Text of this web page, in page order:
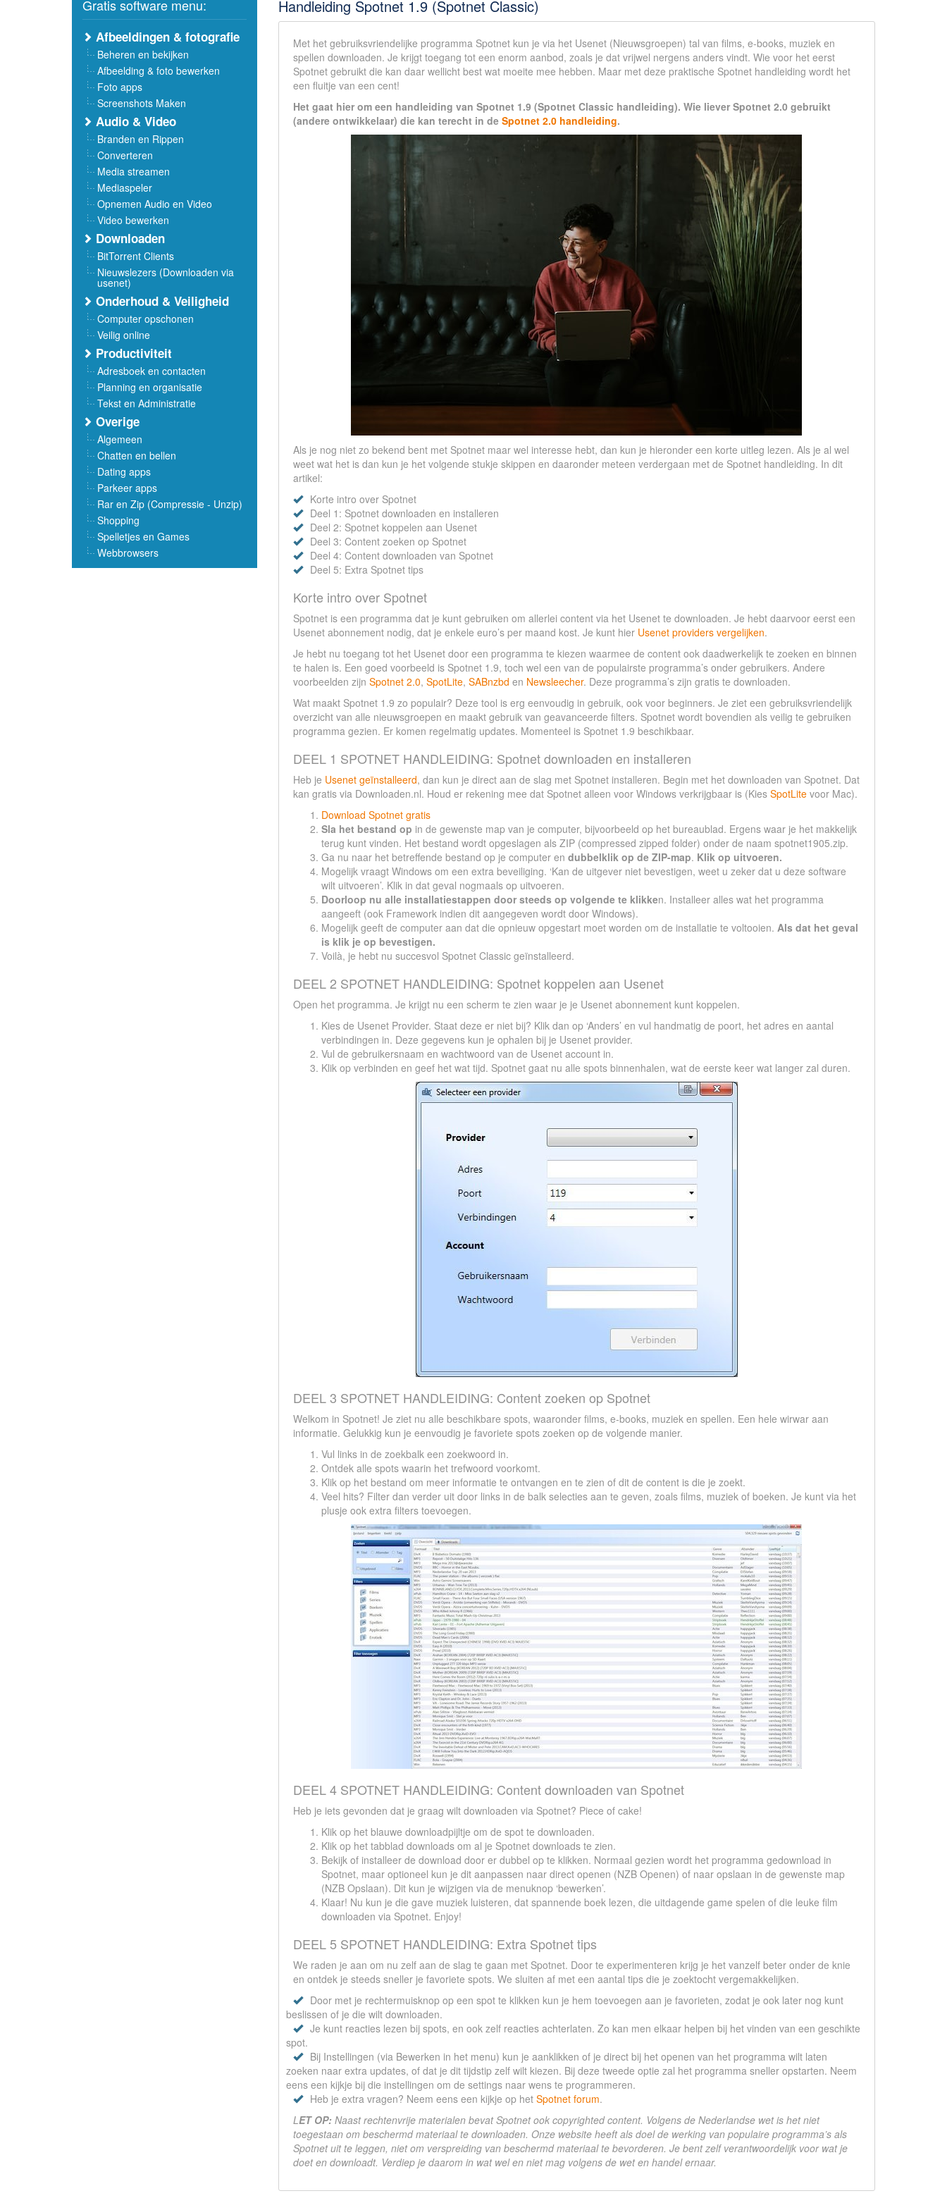
Gratis software menu:
Afbeeldingen & fotografie
Beheren en bekijken
Afbeelding & foto bewerken
Foto apps
Screenshots Maken
Audio & Video
Branden en Rippen
Converteren
Media streamen
Mediaspeler
Opnemen Audio en Video
Video bewerken
Downloaden
BitTorrent Clients
Nieuwslezers (Downloaden via
usenet)
Onderhoud & Veiligheid
Computer opschonen
Veilig online
Productiviteit
Adresboek en contacten
Planning en organisatie
Tekst en Administratie
Overige
Algemeen
Chatten en bellen
Dating apps
Parkeer apps
Rar en Zip (Compressie - Unzip)
Shopping
Spelletjes en Games
Webbrowsers
Handleiding Spotnet 1.9 (Spotnet Classic)
Met het gebruiksvriendelijke programma Spotnet kun je via het Usenet (Nieuwsgroepen) tal van films, e-books, muziek en
spellen downloaden. Je krijgt toegang tot een enorm aanbod, zoals je dat vrijwel nergens anders vindt. Wie voor het eerst
Spotnet gebruikt die kan daar wellicht best wat moeite mee hebben. Maar met deze praktische Spotnet handleiding wordt het
een fluitje van een cent!
Het gaat hier om een handleiding van Spotnet 1.9 (Spotnet Classic handleiding). Wie liever Spotnet 2.0 gebruikt
(andere ontwikkelaar) die kan terecht in de Spotnet 2.0 handleiding.
Als je nog niet zo bekend bent met Spotnet maar wel interesse hebt, dan kun je hieronder een korte uitleg lezen. Als je al wel
weet wat het is dan kun je het volgende stukje skippen en daaronder meteen verdergaan met de Spotnet handleiding. In dit
artikel:
Korte intro over Spotnet
Deel 1: Spotnet downloaden en installeren
Deel 2: Spotnet koppelen aan Usenet
Deel 3: Content zoeken op Spotnet
Deel 4: Content downloaden van Spotnet
Deel 5: Extra Spotnet tips
Korte intro over Spotnet
Spotnet is een programma dat je kunt gebruiken om allerlei content via het Usenet te downloaden. Je hebt daarvoor eerst een
Usenet abonnement nodig, dat je enkele euro’s per maand kost. Je kunt hier Usenet providers vergelijken.
Je hebt nu toegang tot het Usenet door een programma te kiezen waarmee de content ook daadwerkelijk te zoeken en binnen
te halen is. Een goed voorbeeld is Spotnet 1.9, toch wel een van de populairste programma’s onder gebruikers. Andere
voorbeelden zijn Spotnet 2.0, SpotLite, SABnzbd en Newsleecher. Deze programma’s zijn gratis te downloaden.
Wat maakt Spotnet 1.9 zo populair? Deze tool is erg eenvoudig in gebruik, ook voor beginners. Je ziet een gebruiksvriendelijk
overzicht van alle nieuwsgroepen en maakt gebruik van geavanceerde filters. Spotnet wordt bovendien als veilig te gebruiken
programma gezien. Er komen regelmatig updates. Momenteel is Spotnet 1.9 beschikbaar.
DEEL 1 SPOTNET HANDLEIDING: Spotnet downloaden en installeren
Heb je Usenet geïnstalleerd, dan kun je direct aan de slag met Spotnet installeren. Begin met het downloaden van Spotnet. Dat
kan gratis via Downloaden.nl. Houd er rekening mee dat Spotnet alleen voor Windows verkrijgbaar is (Kies SpotLitevoor Mac).
Download Spotnet gratis
Sla het bestand op in de gewenste map van je computer, bijvoorbeeld op het bureaublad. Ergens waar je het makkelijk
terug kunt vinden. Het bestand wordt opgeslagen als ZIP (compressed zipped folder) onder de naam spotnet1905.zip.
Ga nu naar het betreffende bestand op je computer en dubbelklik op de ZIP-map. Klik op uitvoeren.
Mogelijk vraagt Windows om een extra beveiliging. ‘Kan de uitgever niet bevestigen, weet u zeker dat u deze software
wilt uitvoeren’. Klik in dat geval nogmaals op uitvoeren.
Doorloop nu alle installatiestappen door steeds op volgende te klikken. Installeer alles wat het programma
aangeeft (ook Framework indien dit aangegeven wordt door Windows).
Mogelijk geeft de computer aan dat die opnieuw opgestart moet worden om de installatie te voltooien. Als dat het geval
is klik je op bevestigen.
Voilà, je hebt nu succesvol Spotnet Classic geïnstalleerd.
DEEL 2 SPOTNET HANDLEIDING: Spotnet koppelen aan Usenet
Open het programma. Je krijgt nu een scherm te zien waar je je Usenet abonnement kunt koppelen.
Kies de Usenet Provider. Staat deze er niet bij? Klik dan op ‘Anders’ en vul handmatig de poort, het adres en aantal
verbindingen in. Deze gegevens kun je ophalen bij je Usenet provider.
Vul de gebruikersnaam en wachtwoord van de Usenet account in.
Klik op verbinden en geef het wat tijd. Spotnet gaat nu alle spots binnenhalen, wat de eerste keer wat langer zal duren.
DEEL 3 SPOTNET HANDLEIDING: Content zoeken op Spotnet
Welkom in Spotnet! Je ziet nu alle beschikbare spots, waaronder films, e-books, muziek en spellen. Een hele wirwar aan
informatie. Gelukkig kun je eenvoudig je favoriete spots zoeken op de volgende manier.
Vul links in de zoekbalk een zoekwoord in.
Ontdek alle spots waarin het trefwoord voorkomt.
Klik op het bestand om meer informatie te ontvangen en te zien of dit de content is die je zoekt.
Veel hits? Filter dan verder uit door links in de balk selecties aan te geven, zoals films, muziek of boeken. Je kunt via het
plusje ook extra filters toevoegen.
DEEL 4 SPOTNET HANDLEIDING: Content downloaden van Spotnet
Heb je iets gevonden dat je graag wilt downloaden via Spotnet? Piece of cake!
Klik op het blauwe downloadpijltje om de spot te downloaden.
Klik op het tabblad downloads om al je Spotnet downloads te zien.
Bekijk of installeer de download door er dubbel op te klikken. Normaal gezien wordt het programma gedownload in
Spotnet, maar optioneel kun je dit aanpassen naar direct openen (NZB Openen) of naar opslaan in de gewenste map
(NZB Opslaan). Dit kun je wijzigen via de menuknop ‘bewerken’.
Klaar! Nu kun je die gave muziek luisteren, dat spannende boek lezen, die uitdagende game spelen of die leuke film
downloaden via Spotnet. Enjoy!
DEEL 5 SPOTNET HANDLEIDING: Extra Spotnet tips
We raden je aan om nu zelf aan de slag te gaan met Spotnet. Door te experimenteren krijg je het vanzelf beter onder de knie
en ontdek je steeds sneller je favoriete spots. We sluiten af met een aantal tips die je zoektocht vergemakkelijken.
Door met je rechtermuisknop op een spot te klikken kun je hem toevoegen aan je favorieten, zodat je ook later nog kunt
beslissen of je die wilt downloaden.
Je kunt reacties lezen bij spots, en ook zelf reacties achterlaten. Zo kan men elkaar helpen bij het vinden van een geschikte
spot.
Bij Instellingen (via Bewerken in het menu) kun je aanklikken of je direct bij het openen van het programma wilt laten
zoeken naar extra updates, of dat je dit tijdstip zelf wilt kiezen. Bij deze tweede optie zal het programma sneller opstarten. Neem
eens een kijkje bij die instellingen om de settings naar wens te programmeren.
Heb je extra vragen? Neem eens een kijkje op het Spotnet forum.
LET OP:Naast rechtenvrije materialen bevat Spotnet ook copyrighted content. Volgens de Nederlandse wet is het niet
toegestaan om beschermd materiaal te downloaden. Onze website heeft als doel de werking van populaire programma’s als
Spotnet uit te leggen, niet om verspreiding van beschermd materiaal te bevorderen. Je bent zelf verantwoordelijk voor wat je
doet en downloadt. Verdiep je daarom in wat wel en niet mag volgens de wet en handel ernaar.